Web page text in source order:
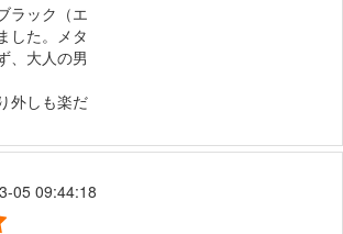
ラック（エ
した。メタ
、大人の男
外しも楽だ
05 09:44:18